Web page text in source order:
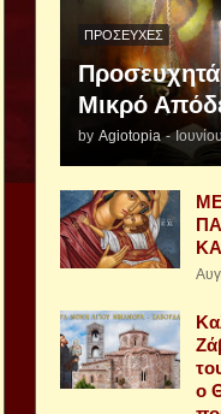
ΠΡΟΣΕΥΧΈΣ
Μικρό
by Agiotopia -
ο